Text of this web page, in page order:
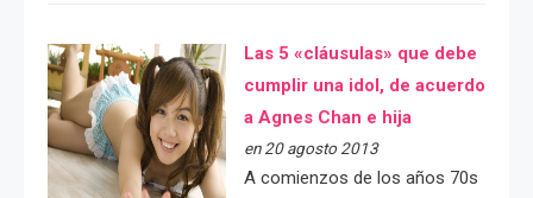
Las 5 «cláusulas» que debe
cumplir una idol, de acuerdo
a Agnes Chan e hija
en 20 agosto 2013
A comienzos de los años 70s